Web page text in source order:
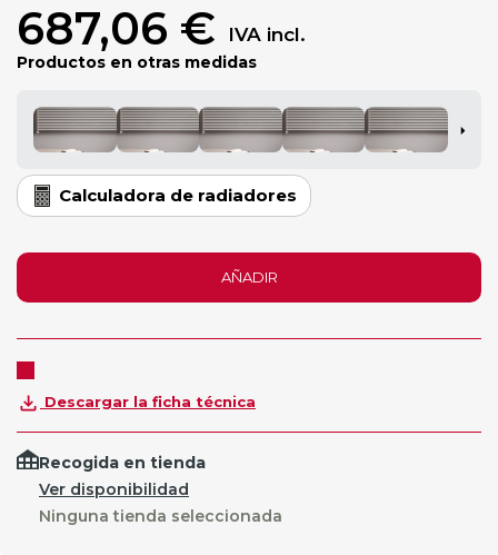
687,06 € IVA incl.
Productos en otras medidas
Calculadora de radiadores
AÑADIR
Descargar la ficha técnica
Recogida en tienda
Ver disponibilidad
Ninguna tienda seleccionada